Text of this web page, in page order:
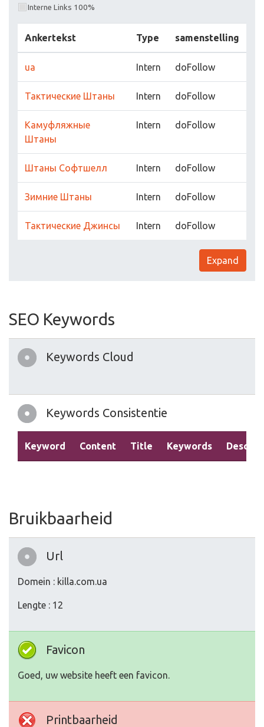
Interne Links 100%
Ankertekst Type samenstelling
ua Intern doFollow
Тактические Штаны Intern doFollow
Камуфляжные
Штаны
Intern doFollow
Штаны Софтшелл Intern doFollow
Зимние Штаны Intern doFollow
Тактические Джинсы Intern doFollow
Expand
SEO Keywords
Keywords Cloud
Keywords Consistentie
Keyword Content Title Keywords
Bruikbaarheid
Url
Domein : killa.com.ua
Lengte : 12
Favicon
Goed, uw website heeft een favicon.
Printbaarheid